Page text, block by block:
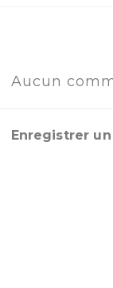
Aucun
Enregistrer